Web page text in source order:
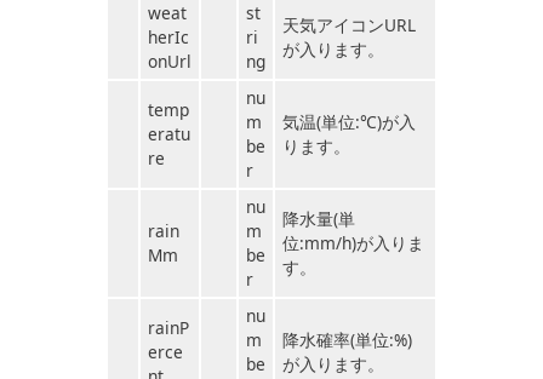
weat
herIc
onUrl
st
ri
ng
天気アイコンURL
が入ります。
temp
eratu
re
nu
m
be
r
気温(単位:℃)が入
ります。
rain
Mm
nu
m
be
r
降水量(単
位:mm/h)が入りま
す。
rainP
erce
nu
m
be
降水確率(単位:%)
が入ります。